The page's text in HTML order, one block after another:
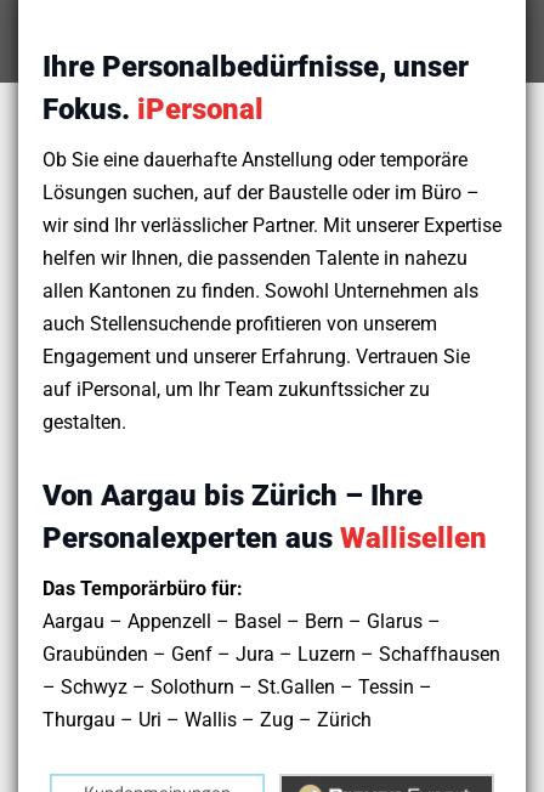
Ihre Personalbedürfnisse, unser
Fokus. iPersonal
Ob Sie eine dauerhafte Anstellung oder temporäre
Lösungen suchen, auf der Baustelle oder im Büro –
wir sind Ihr verlässlicher Partner. Mit unserer Expertise
helfen wir Ihnen, die passenden Talente in nahezu
allen Kantonen zu finden. Sowohl Unternehmen als
auch Stellensuchende profitieren von unserem
Engagement und unserer Erfahrung. Vertrauen Sie
auf iPersonal, um Ihr Team zukunftssicher zu
gestalten.
Von Aargau bis Zürich – Ihre
Personalexperten aus Wallisellen
Das Temporärbüro für:
Aargau – Appenzell – Basel – Bern – Glarus –
Graubünden – Genf – Jura – Luzern – Schaffhausen
– Schwyz – Solothurn – St.Gallen – Tessin –
Thurgau – Uri – Wallis – Zug – Zürich